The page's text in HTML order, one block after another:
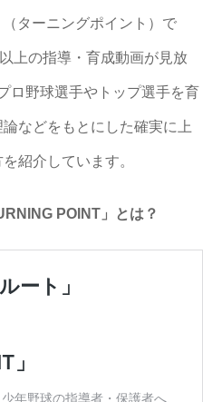
ターニングポイント）で
上の指導・育成動画が見放
ロ野球選手やトップ選手を育
などをもとにした確実に上
紹介しています。
POINT」とは？